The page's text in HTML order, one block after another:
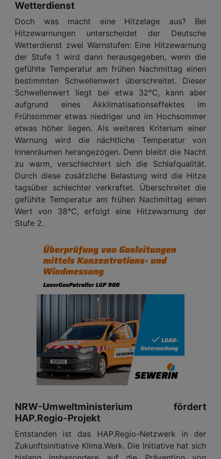
Wetterdienst
Doch was macht eine Hitzelage aus? Bei
Hitzewarnungen unterscheidet der Deutsche
Wetterdienst zwei Warnstufen: Eine Hitzewarnung
der Stufe 1 wird dann herausgegeben, wenn die
gefühlte Temperatur am frühen Nachmittag einen
bestimmten Schwellenwert überschreitet. Dieser
Schwellenwert liegt bei etwa 32°C, kann aber
aufgrund eines Akklimatisationseffektes im
Frühsommer etwas niedriger und im Hochsommer
etwas höher liegen. Als weiteres Kriterium einer
Warnung wird die nächtliche Temperatur von
Innenräumen herangezogen. Denn bleibt die Nacht
zu warm, verschlechtert sich die Schlafqualität.
Durch diese zusätzliche Belastung wird die Hitze
tagsüber schlechter verkraftet. Überschreitet die
gefühlte Temperatur am frühen Nachmittag einen
Wert von 38°C, erfolgt eine Hitzewarnung der
Stufe 2.
NRW-Umweltministerium fördert
HAP.Regio-Projekt
Entstanden ist das HAP.Regio-Netzwerk in der
Zukunftsinitiative Klima.Werk. Die Initiative hat sich